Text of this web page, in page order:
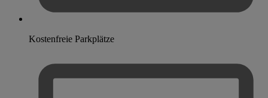
Kostenfreie Parkplätze